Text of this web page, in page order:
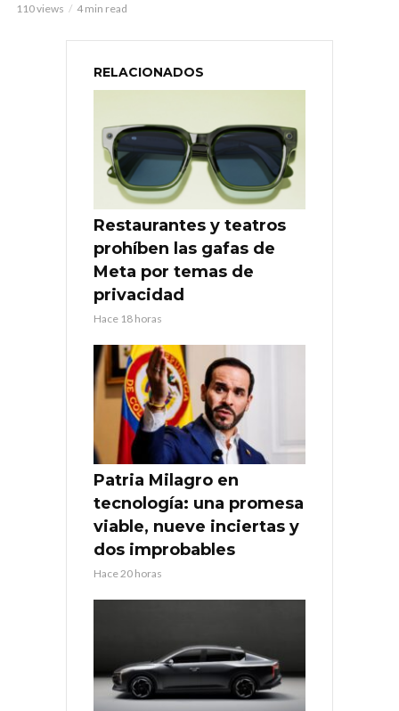
110 views 4 min read
RELACIONADOS
Restaurantes y teatros
prohíben las gafas de
Meta por temas de
privacidad
Hace 18 horas
Patria Milagro en
tecnología: una promesa
viable, nueve inciertas y
dos improbables
Hace 20 horas